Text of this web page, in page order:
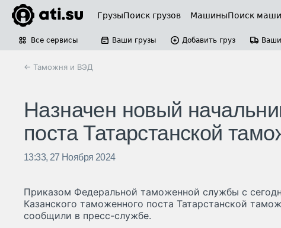
ГрузыПоиск грузов МашиныПоиск
Все сервисы Ваши грузы Добавить груз
← Таможня и ВЭД
Назначен новый
поста Татарстанской
13:33, 27 Ноября 2024
Приказом Федеральной таможенной службы с
Казанского таможенного поста Татарстанской
сообщили в пресс-службе.